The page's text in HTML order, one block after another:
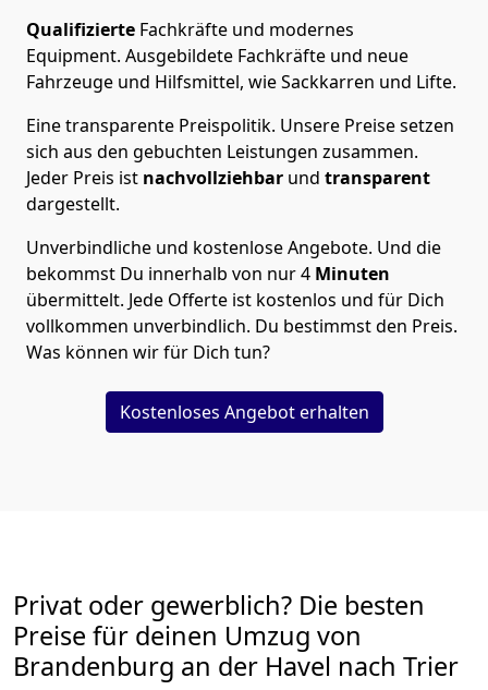
Qualifizierte Fachkräfte und modernes
Equipment. Ausgebildete Fachkräfte und neue
Fahrzeuge und Hilfsmittel, wie Sackkarren und Lifte.
Eine transparente Preispolitik. Unsere Preise setzen
sich aus den gebuchten Leistungen zusammen.
Jeder Preis ist nachvollziehbar und transparent
dargestellt.
Unverbindliche und kostenlose Angebote. Und die
bekommst Du innerhalb von nur4 Minuten
übermittelt. Jede Offerte ist kostenlos und für Dich
vollkommen unverbindlich. Du bestimmst den Preis.
Was können wir für Dich tun?
Kostenloses Angebot erhalten
Privat oder gewerblich? Die besten
Preise für deinen Umzug von
Brandenburg an der Havel nach Trier